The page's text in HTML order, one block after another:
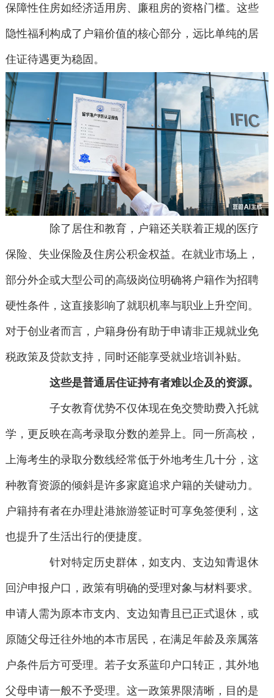
保障性住房如经济适用房、廉租房的资格门槛。这些
隐性福利构成了户籍价值的核心部分，远比单纯的居
住证待遇更为稳固。
除了居住和教育，户籍还关联着正规的医疗
保险、失业保险及住房公积金权益。在就业市场上，
部分外企或大型公司的高级岗位明确将户籍作为招聘
硬性条件，这直接影响了就职机率与职业上升空间。
对于创业者而言，户籍身份有助于申请非正规就业免
税政策及贷款支持，同时还能享受就业培训补贴。
这些是普通居住证持有者难以企及的资源。
子女教育优势不仅体现在免交赞助费入托就
学，更反映在高考录取分数的差异上。同一所高校，
上海考生的录取分数线经常低于外地考生几十分，这
种教育资源的倾斜是许多家庭追求户籍的关键动力。
户籍持有者在办理赴港旅游签证时可享免签便利，这
也提升了生活出行的便捷度。
针对特定历史群体，如支内、支边知青退休
回沪申报户口，政策有明确的受理对象与材料要求。
申请人需为原本市支内、支边知青且已正式退休，或
原随父母迁往外地的本市居民，在满足年龄及亲属落
户条件后方可受理。若子女系蓝印户口转正，其外地
父母申请一般不予受理。这一政策界限清晰，目的是